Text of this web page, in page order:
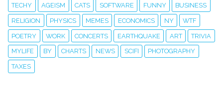
TECHY AGEISM CATS SOFTWARE FUNNY BUSINESS
RELIGION PHYSICS MEMES ECONOMICS NY WTF
POETRY WORK CONCERTS EARTHQUAKE ART TRIVIA
MYLIFE BY CHARTS NEWS SCIFI PHOTOGRAPHY
TAXES